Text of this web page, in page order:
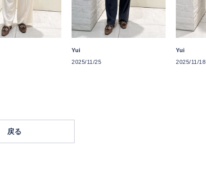
Yui
2025/11/25
Yui
2025/11/18
戻る